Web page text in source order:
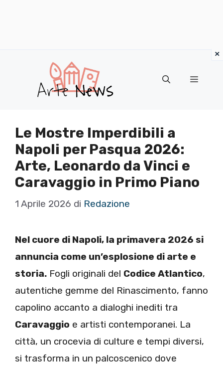
contenuto
Menu
Le Mostre Imperdibili a
Napoli per Pasqua 2026:
Arte, Leonardo da Vinci e
Caravaggio in Primo Piano
1 Aprile 2026 di Redazione
Nel cuore di Napoli, la primavera 2026 si
annuncia come un’esplosione di arte e
storia. Fogli originali del Codice Atlantico,
autentiche gemme del Rinascimento, fanno
capolino accanto a dialoghi inediti tra
Caravaggio e artisti contemporanei. La
città, un crocevia di culture e tempi diversi,
si trasforma in un palcoscenico dove
×